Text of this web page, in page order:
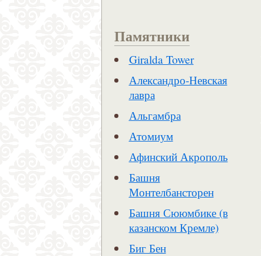
Памятники
Giralda Tower
Александро-Невская
лавра
Альгамбра
Атомиум
Афинский Акрополь
Башня
Монтелбансторен
Башня Сююмбике (в
казанском Кремле)
Биг Бен